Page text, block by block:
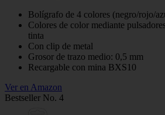
Bolígrafo de 4 colores (negro/rojo/
Colores de color mediante
tinta
Con clip de metal
Grosor de trazo medio: 0,5 mm
Recargable con mina BXS10
Ver en Amazon
Bestseller No. 4